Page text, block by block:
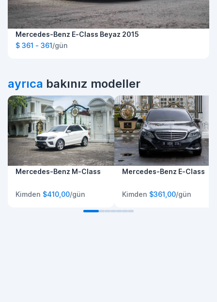
Mercedes-Benz E-Class Beyaz 2015
$ 361 - 361/gün
ayrıca bakınız modeller
Mercedes-Benz M-Class
Kimden $410,00/gün
Mercedes-Benz E-Class
Kimden $361,00/gün